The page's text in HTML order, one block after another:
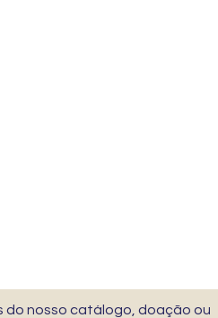
do nosso catálogo, doação ou